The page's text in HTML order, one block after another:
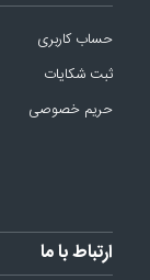
حساب کاربری
ثبت شکایات
حریم خصوصی
ارتباط با ما